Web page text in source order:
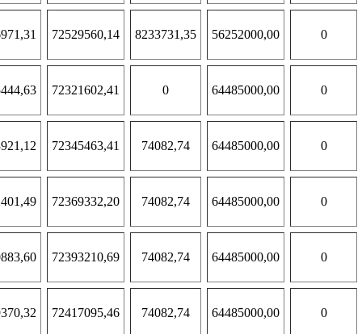
72529560,14 8233731,35 56252000,00 0
72321602,41 0 64485000,00 0
72345463,41 74082,74 64485000,00 0
72369332,20 74082,74 64485000,00 0
72393210,69 74082,74 64485000,00 0
72417095,46 74082,74 64485000,00 0